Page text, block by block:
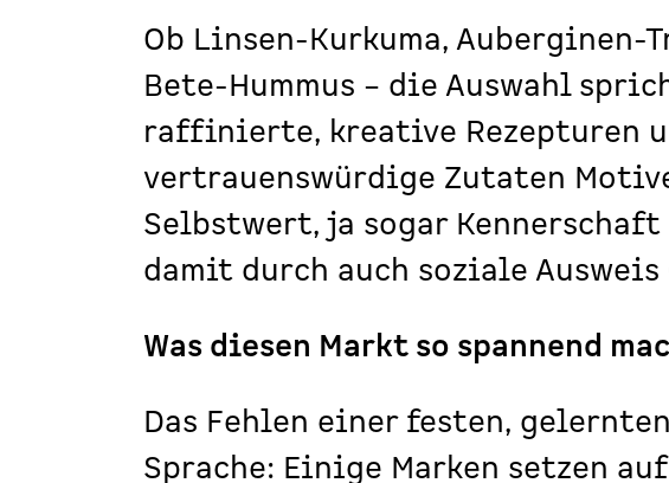
Ob Linsen-Kurkuma, Auberginen-
Bete-Hummus – die Auswahl
raffinierte, kreative Rezepturen
vertrauenswürdige Zutaten
Selbstwert, ja sogar
damit durch auch soziale
Was diesen Markt so spannend
Das Fehlen einer festen,
Sprache: Einige Marken setzen